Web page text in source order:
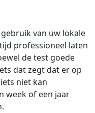
van uw lokale
professioneel laten
de test goede
dat zegt dat er op
niet kan
week of een jaar